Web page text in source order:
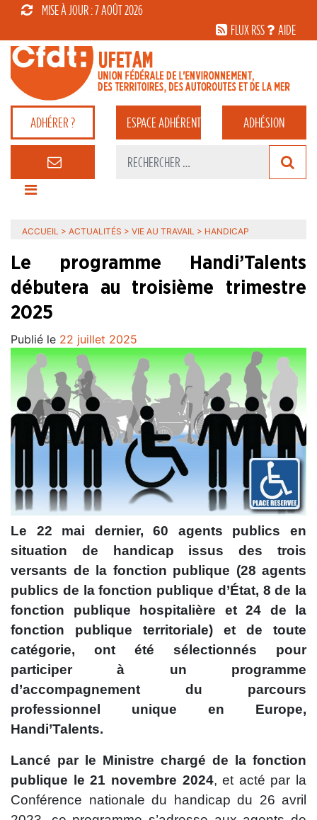
MISE À JOUR : 7 AOÛT 2026
FLUX RSS
AIDE
ADHÉRER ? ESPACEADHÉRENT ADHÉSION
ACCUEIL > ACTUALITÉS > VIE AU TRAVAIL > HANDICAP
Le programme Handi’Talents
débutera au troisième trimestre
2025
Publié le 22 juillet 2025
Le 22 mai dernier, 60 agents publics en
situation de handicap issus des trois
versants de la fonction publique (28 agents
publics de la fonction publique d’État, 8 de la
fonction publique hospitalière et 24 de la
fonction publique territoriale) et de toute
catégorie, ont été sélectionnés pour
participer à un programme
d’accompagnement du parcours
professionnel unique en Europe,
Handi’Talents.
Lancé par le Ministre chargé de la fonction
publique le 21 novembre 2024, et acté par la
Conférence nationale du handicap du 26 avril